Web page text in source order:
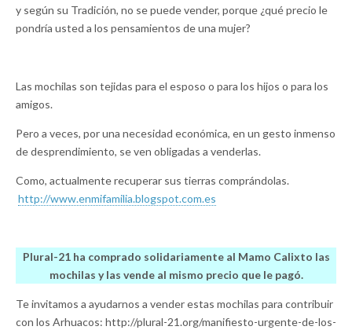
y según su Tradición, no se puede vender, porque ¿qué precio le
pondría usted a los pensamientos de una mujer?
Las mochilas son tejidas para el esposo o para los hijos o para los
amigos.
Pero a veces, por una necesidad económica, en un gesto inmenso
de desprendimiento, se ven obligadas a venderlas.
Como, actualmente recuperar sus tierras comprándolas.
http://www.enmifamilia.blogspot.com.es
Plural-21 ha comprado solidariamente al Mamo Calixto las
mochilas y las vende al mismo precio que le pagó.
Te invitamos a ayudarnos a vender estas mochilas para contribuir
con los Arhuacos: http://plural-21.org/manifiesto-urgente-de-los-